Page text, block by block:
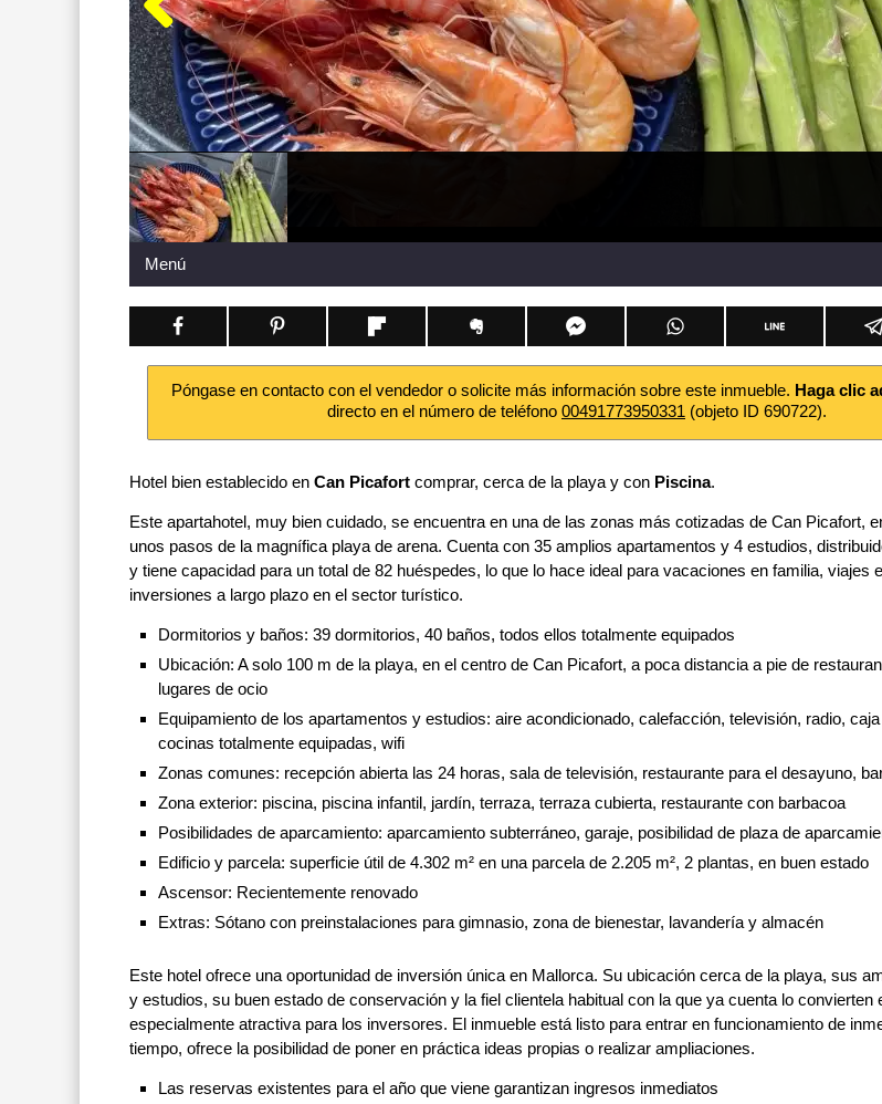
Menú
Póngase en contacto con el vendedor o solicite más información sobre este inmueble. Haga clic
directo en el número de teléfono 00491773950331 (objeto ID 690722).
Hotel bien establecido en Can Picafort comprar, cerca de la playa y con Piscina.
Este apartahotel, muy bien cuidado, se encuentra en una de las zonas más cotizadas de Can Picafort,
unos pasos de la magnífica playa de arena. Cuenta con 35 amplios apartamentos y 4 estudios,
y tiene capacidad para un total de 82 huéspedes, lo que lo hace ideal para vacaciones en familia, viajes
inversiones a largo plazo en el sector turístico.
Dormitorios y baños: 39 dormitorios, 40 baños, todos ellos totalmente equipados
Ubicación: A solo 100 m de la playa, en el centro de Can Picafort, a poca distancia a pie de
lugares de ocio
Equipamiento de los apartamentos y estudios: aire acondicionado, calefacción, televisión, radio,
cocinas totalmente equipadas, wifi
Zonas comunes: recepción abierta las 24 horas, sala de televisión, restaurante para el desayuno,
Zona exterior: piscina, piscina infantil, jardín, terraza, terraza cubierta, restaurante con barbacoa
Posibilidades de aparcamiento: aparcamiento subterráneo, garaje, posibilidad de plaza de
Edificio y parcela: superficie útil de 4.302 m² en una parcela de 2.205 m², 2 plantas, en buen estado
Ascensor: Recientemente renovado
Extras: Sótano con preinstalaciones para gimnasio, zona de bienestar, lavandería y almacén
Este hotel ofrece una oportunidad de inversión única en Mallorca. Su ubicación cerca de la playa, sus
y estudios, su buen estado de conservación y la fiel clientela habitual con la que ya cuenta lo convierten
especialmente atractiva para los inversores. El inmueble está listo para entrar en funcionamiento de
tiempo, ofrece la posibilidad de poner en práctica ideas propias o realizar ampliaciones.
Las reservas existentes para el año que viene garantizan ingresos inmediatos